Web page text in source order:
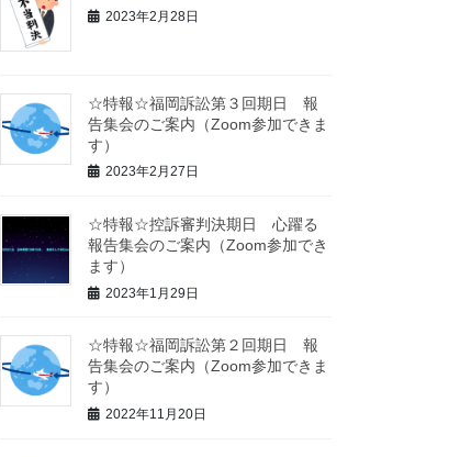
2023年2月28日
☆特報☆福岡訴訟第３回期日 報
告集会のご案内（Zoom参加できま
す）
2023年2月27日
☆特報☆控訴審判決期日 心躍る
報告集会のご案内（Zoom参加でき
ます）
2023年1月29日
☆特報☆福岡訴訟第２回期日 報
告集会のご案内（Zoom参加できま
す）
2022年11月20日